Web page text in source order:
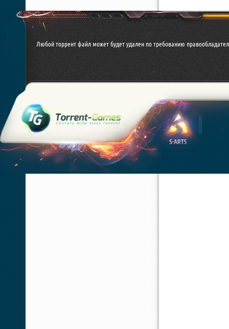
Любой торрент файл может будет удален по требованию